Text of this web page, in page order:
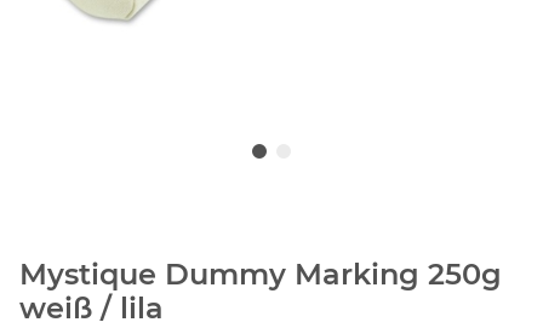
Mystique Dummy Marking 250g
weiß / lila